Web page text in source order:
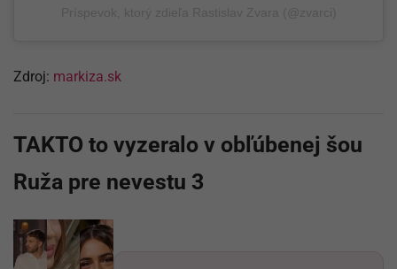
Zdroj: markiza.sk
TAKTO to vyzeralo v obľúbenej šou
Ruža pre nevestu 3